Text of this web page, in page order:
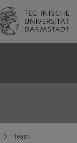
Team